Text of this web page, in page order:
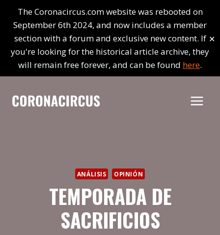
Saltar
contenido
The Coronacircus.com website was rebooted on
September 6th 2024, and now includes a member
section with a forum and exclusive new content. If
you're looking for the historical article archive, they
will remain free forever, and can be found here.
✕
ANÁLISIS OPINIÓN
TEMPORADA DE
SACRIFICIOS